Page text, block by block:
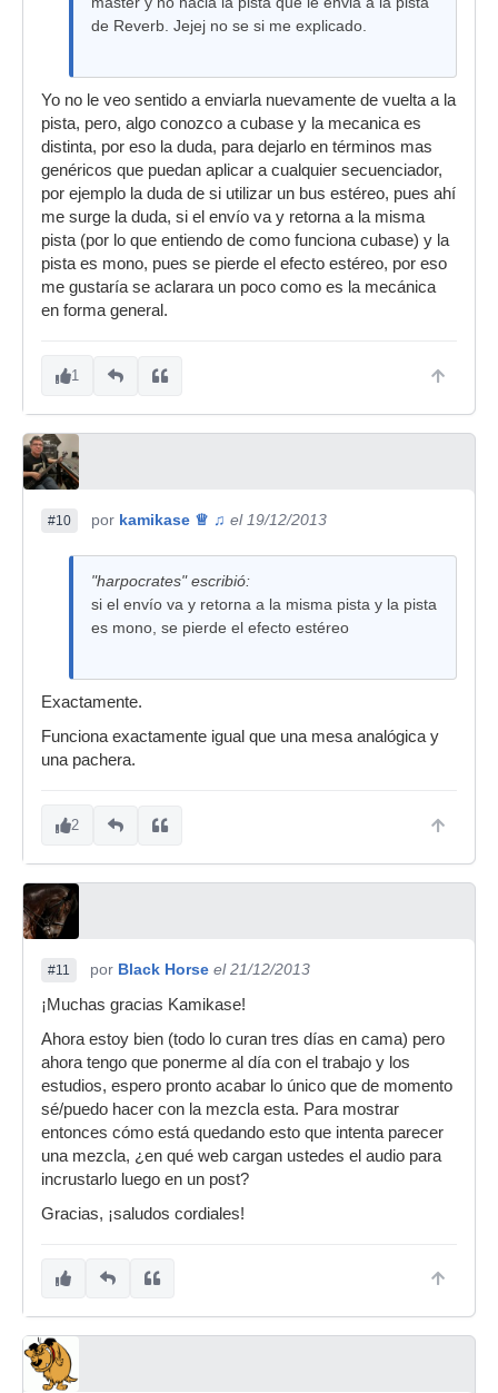
de Reverb. Jejej no se si me explicado.
Yo no le veo sentido a enviarla nuevamente de vuelta a la
pista, pero, algo conozco a cubase y la mecanica es
distinta, por eso la duda, para dejarlo en términos mas
genéricos que puedan aplicar a cualquier secuenciador,
por ejemplo la duda de si utilizar un bus estéreo, pues ahí
me surge la duda, si el envío va y retorna a la misma
pista (por lo que entiendo de como funciona cubase) y la
pista es mono, pues se pierde el efecto estéreo, por eso
me gustaría se aclarara un poco como es la mecánica
en forma general.
1
#10 por kamikase ♕ ♫ el 19/12/2013
"harpocrates" escribió:
si el envío va y retorna a la misma pista y la pista
es mono, se pierde el efecto estéreo
Exactamente.
Funciona exactamente igual que una mesa analógica y
una pachera.
2
#11 por Black Horse el 21/12/2013
¡Muchas gracias Kamikase!
Ahora estoy bien (todo lo curan tres días en cama) pero
ahora tengo que ponerme al día con el trabajo y los
estudios, espero pronto acabar lo único que de momento
sé/puedo hacer con la mezcla esta. Para mostrar
entonces cómo está quedando esto que intenta parecer
una mezcla, ¿en qué web cargan ustedes el audio para
incrustarlo luego en un post?
Gracias, ¡saludos cordiales!